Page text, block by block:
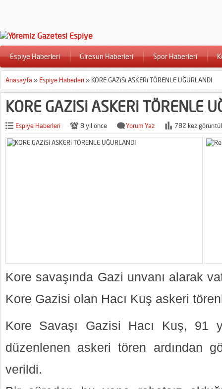
Espiye Haberleri Giresun Haberleri Spor Haberleri
Anasayfa » Espiye Haberleri » KORE GAZiSi ASKERi TÖRENLE UĞURLANDI
KORE GAZiSi ASKERi TÖRENLE
Espiye Haberleri 8 yıl önce Yorum Yaz 782 kez
Kore savaşında Gazi unvanı alarak
Kore Gazisi olan Hacı Kuş askeri
Kore Savaşı Gazisi Hacı Kuş, 91
düzenlenen askeri tören ardından
verildi.